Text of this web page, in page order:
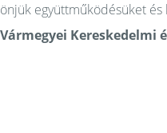
együttműködésüket
Kereskedelmi